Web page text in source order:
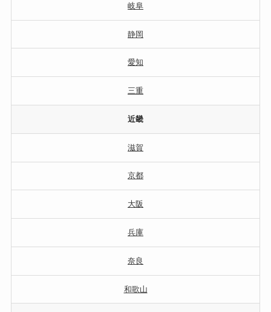
岐阜
静岡
愛知
三重
近畿
滋賀
京都
大阪
兵庫
奈良
和歌山